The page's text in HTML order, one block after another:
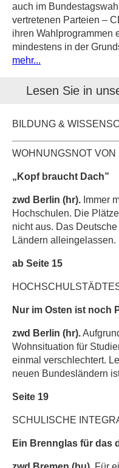
auch im
vertretenen Parteien –
ihren Wahlprogrammen
mindestens in der
mehr...
Lesen Sie in
BILDUNG &
WOHNUNGSNOT
„Kopf braucht Dach”
zwd Berlin (hr). Immer
Hochschulen. Die
nicht aus. Das
Ländern alleingelassen.
ab Seite 15
Nur im Osten ist noch
zwd Berlin (hr).
Wohnsituation für
einmal verschlechtert.
neuen Bundesländern
Seite 19
SCHULISCHE
Ein Brennglas für das